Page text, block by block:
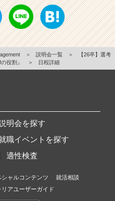
＞ 説明会一覧 ＞
【26卒】選考
役割』
＞ 日程詳細
明会を探す
職イベントを探す
適性検査
シャルコンテンツ
就活相談
アユーザーガイド